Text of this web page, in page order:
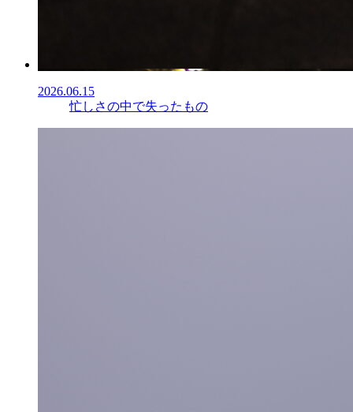
2026.06.15
忙しさの中で失ったもの